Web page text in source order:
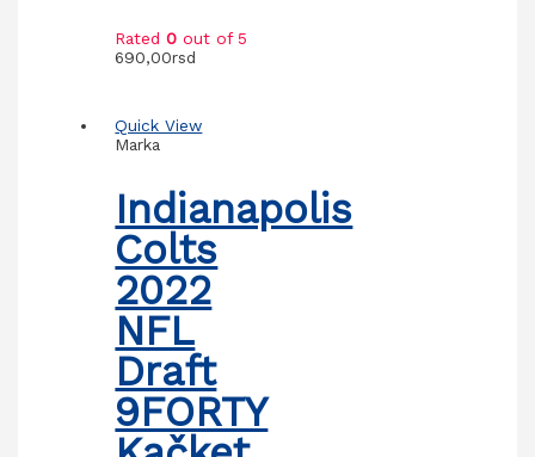
Rated0 out of 5
690,00rsd
Quick View
Marka
Indianapolis
Colts
2022
NFL
Draft
9FORTY